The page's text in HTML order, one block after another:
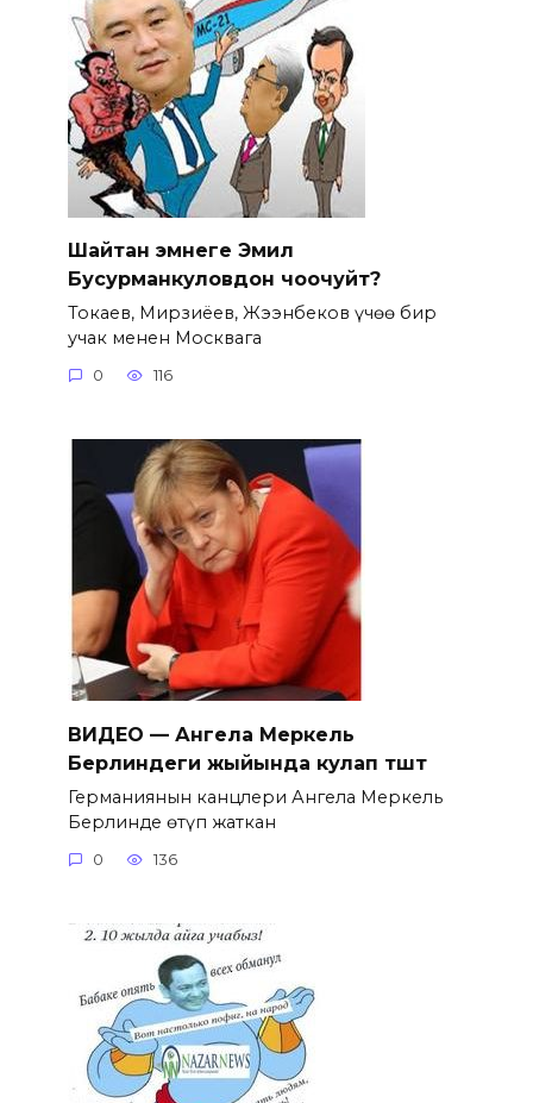
Шайтан эмнеге Эмил
Бусурманкуловдон чоочуйт?
Токаев, Мирзиёев, Жээнбеков үчөө бир
учак менен Москвага
0 116
ВИДЕО — Ангела Меркель
Берлиндеги жыйында кулап түштү
Германиянын канцлери Ангела Меркель
Берлинде өтүп жаткан
0 136